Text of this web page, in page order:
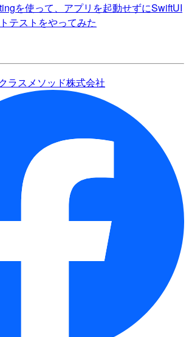
を使って、アプリを起動せずにSwiftUI
テストをやってみた
クラスメソッド株式会社